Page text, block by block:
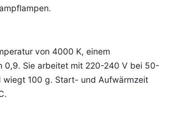
von 4000 K, einem
0,9. Sie arbeitet mit 220-240 V bei 50-
wiegt 100 g. Start- und Aufwärmzeit